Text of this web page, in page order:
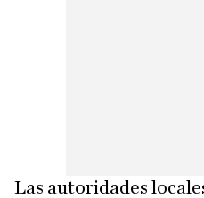
Las autoridades